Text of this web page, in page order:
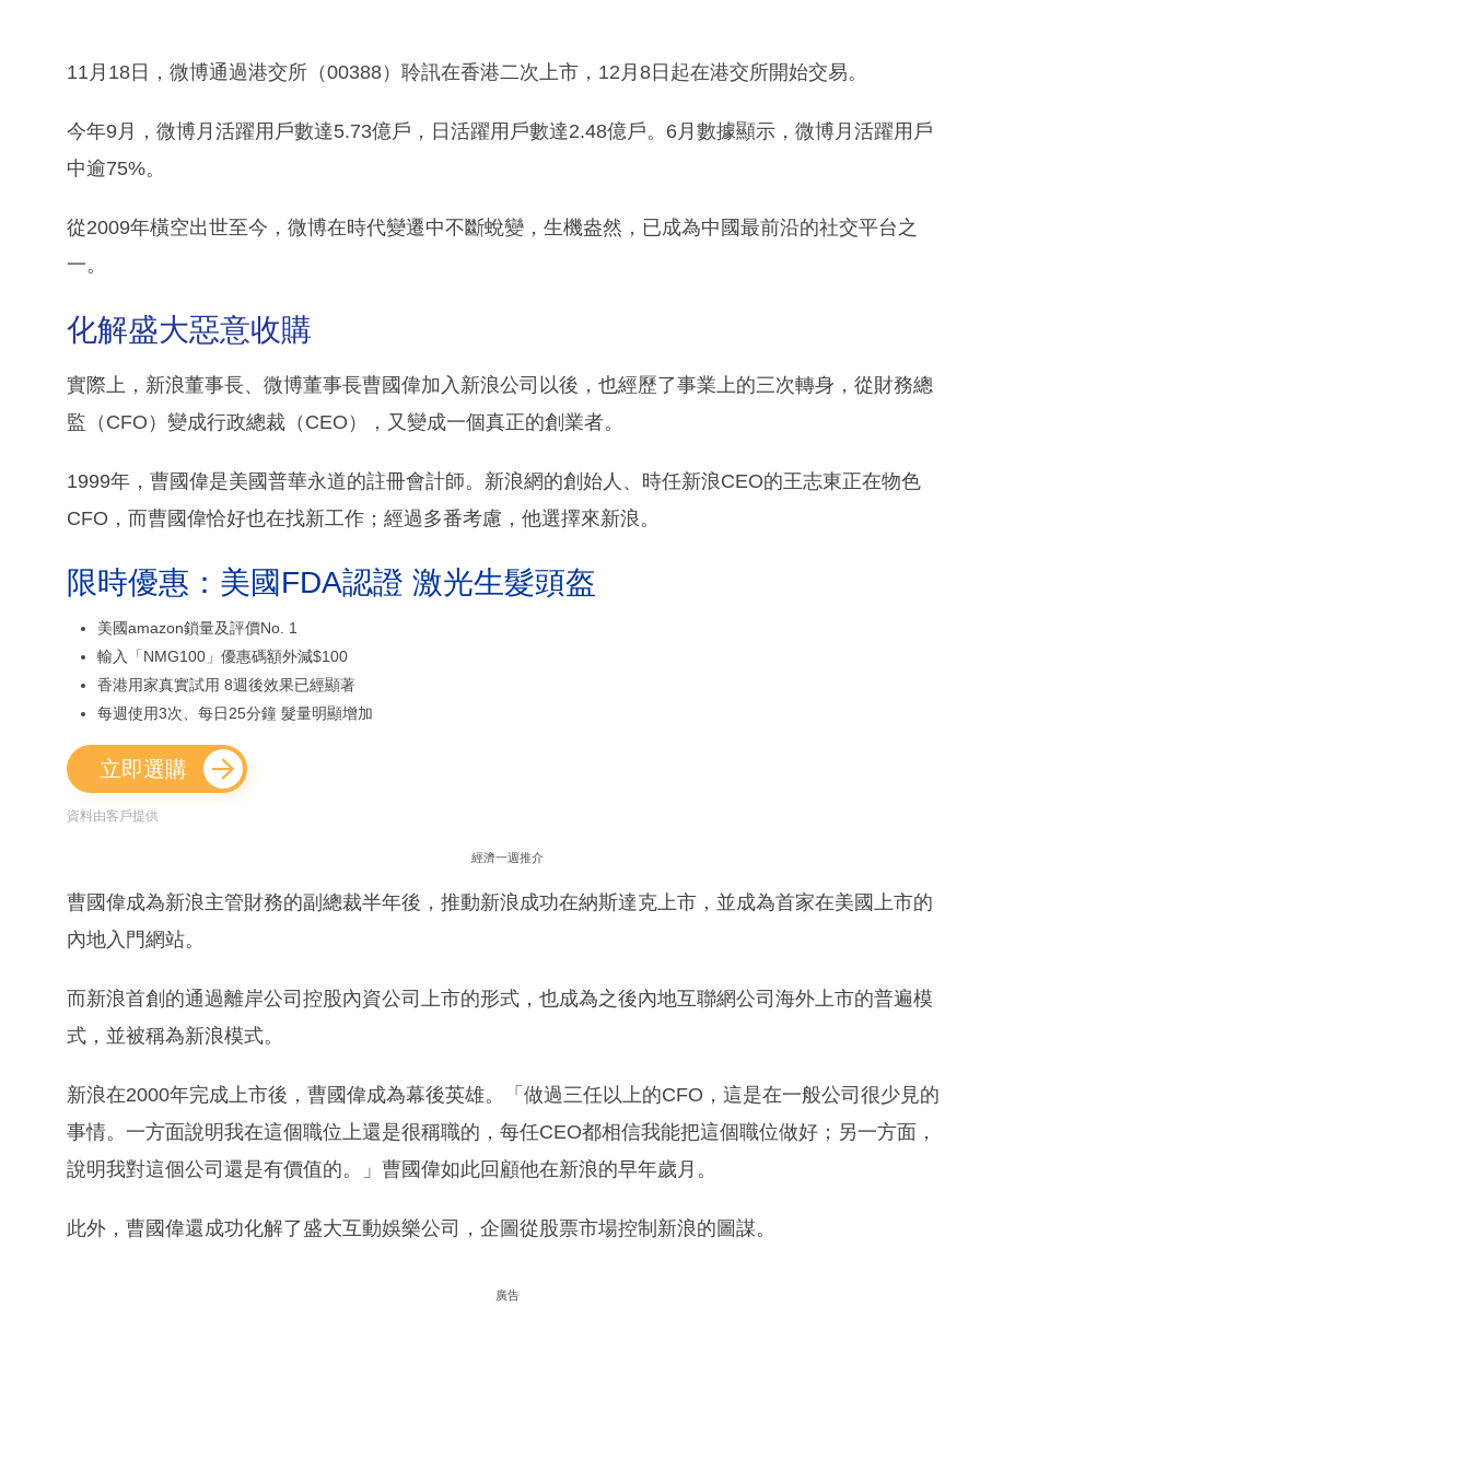
11月18日，微博通過港交所（00388）聆訊在香港二次上市，12月8日起在港交所開始交易。
今年9月，微博月活躍用戶數達5.73億戶，日活躍用戶數達2.48億戶。6月數據顯示，微博月活躍用戶
中逾75%。
從2009年橫空出世至今，微博在時代變遷中不斷蛻變，生機盎然，已成為中國最前沿的社交平台之
一。
化解盛大惡意收購
實際上，新浪董事長、微博董事長曹國偉加入新浪公司以後，也經歷了事業上的三次轉身，從財務總
監（CFO）變成行政總裁（CEO），又變成一個真正的創業者。
1999年，曹國偉是美國普華永道的註冊會計師。新浪網的創始人、時任新浪CEO的王志東正在物色
CFO，而曹國偉恰好也在找新工作；經過多番考慮，他選擇來新浪。
限時優惠：美國FDA認證 激光生髮頭盔
美國amazon鎖量及評價No. 1
輸入「NMG100」優惠碼額外減$100
香港用家真實試用 8週後效果已經顯著
每週使用3次、每日25分鐘 髮量明顯增加
立即選購
資料由客戶提供
經濟一週推介
曹國偉成為新浪主管財務的副總裁半年後，推動新浪成功在納斯達克上市，並成為首家在美國上市的
內地入門網站。
而新浪首創的通過離岸公司控股內資公司上市的形式，也成為之後內地互聯網公司海外上市的普遍模
式，並被稱為新浪模式。
新浪在2000年完成上市後，曹國偉成為幕後英雄。「做過三任以上的CFO，這是在一般公司很少見的
事情。一方面說明我在這個職位上還是很稱職的，每任CEO都相信我能把這個職位做好；另一方面，
說明我對這個公司還是有價值的。」曹國偉如此回顧他在新浪的早年歲月。
此外，曹國偉還成功化解了盛大互動娛樂公司，企圖從股票市場控制新浪的圖謀。
廣告